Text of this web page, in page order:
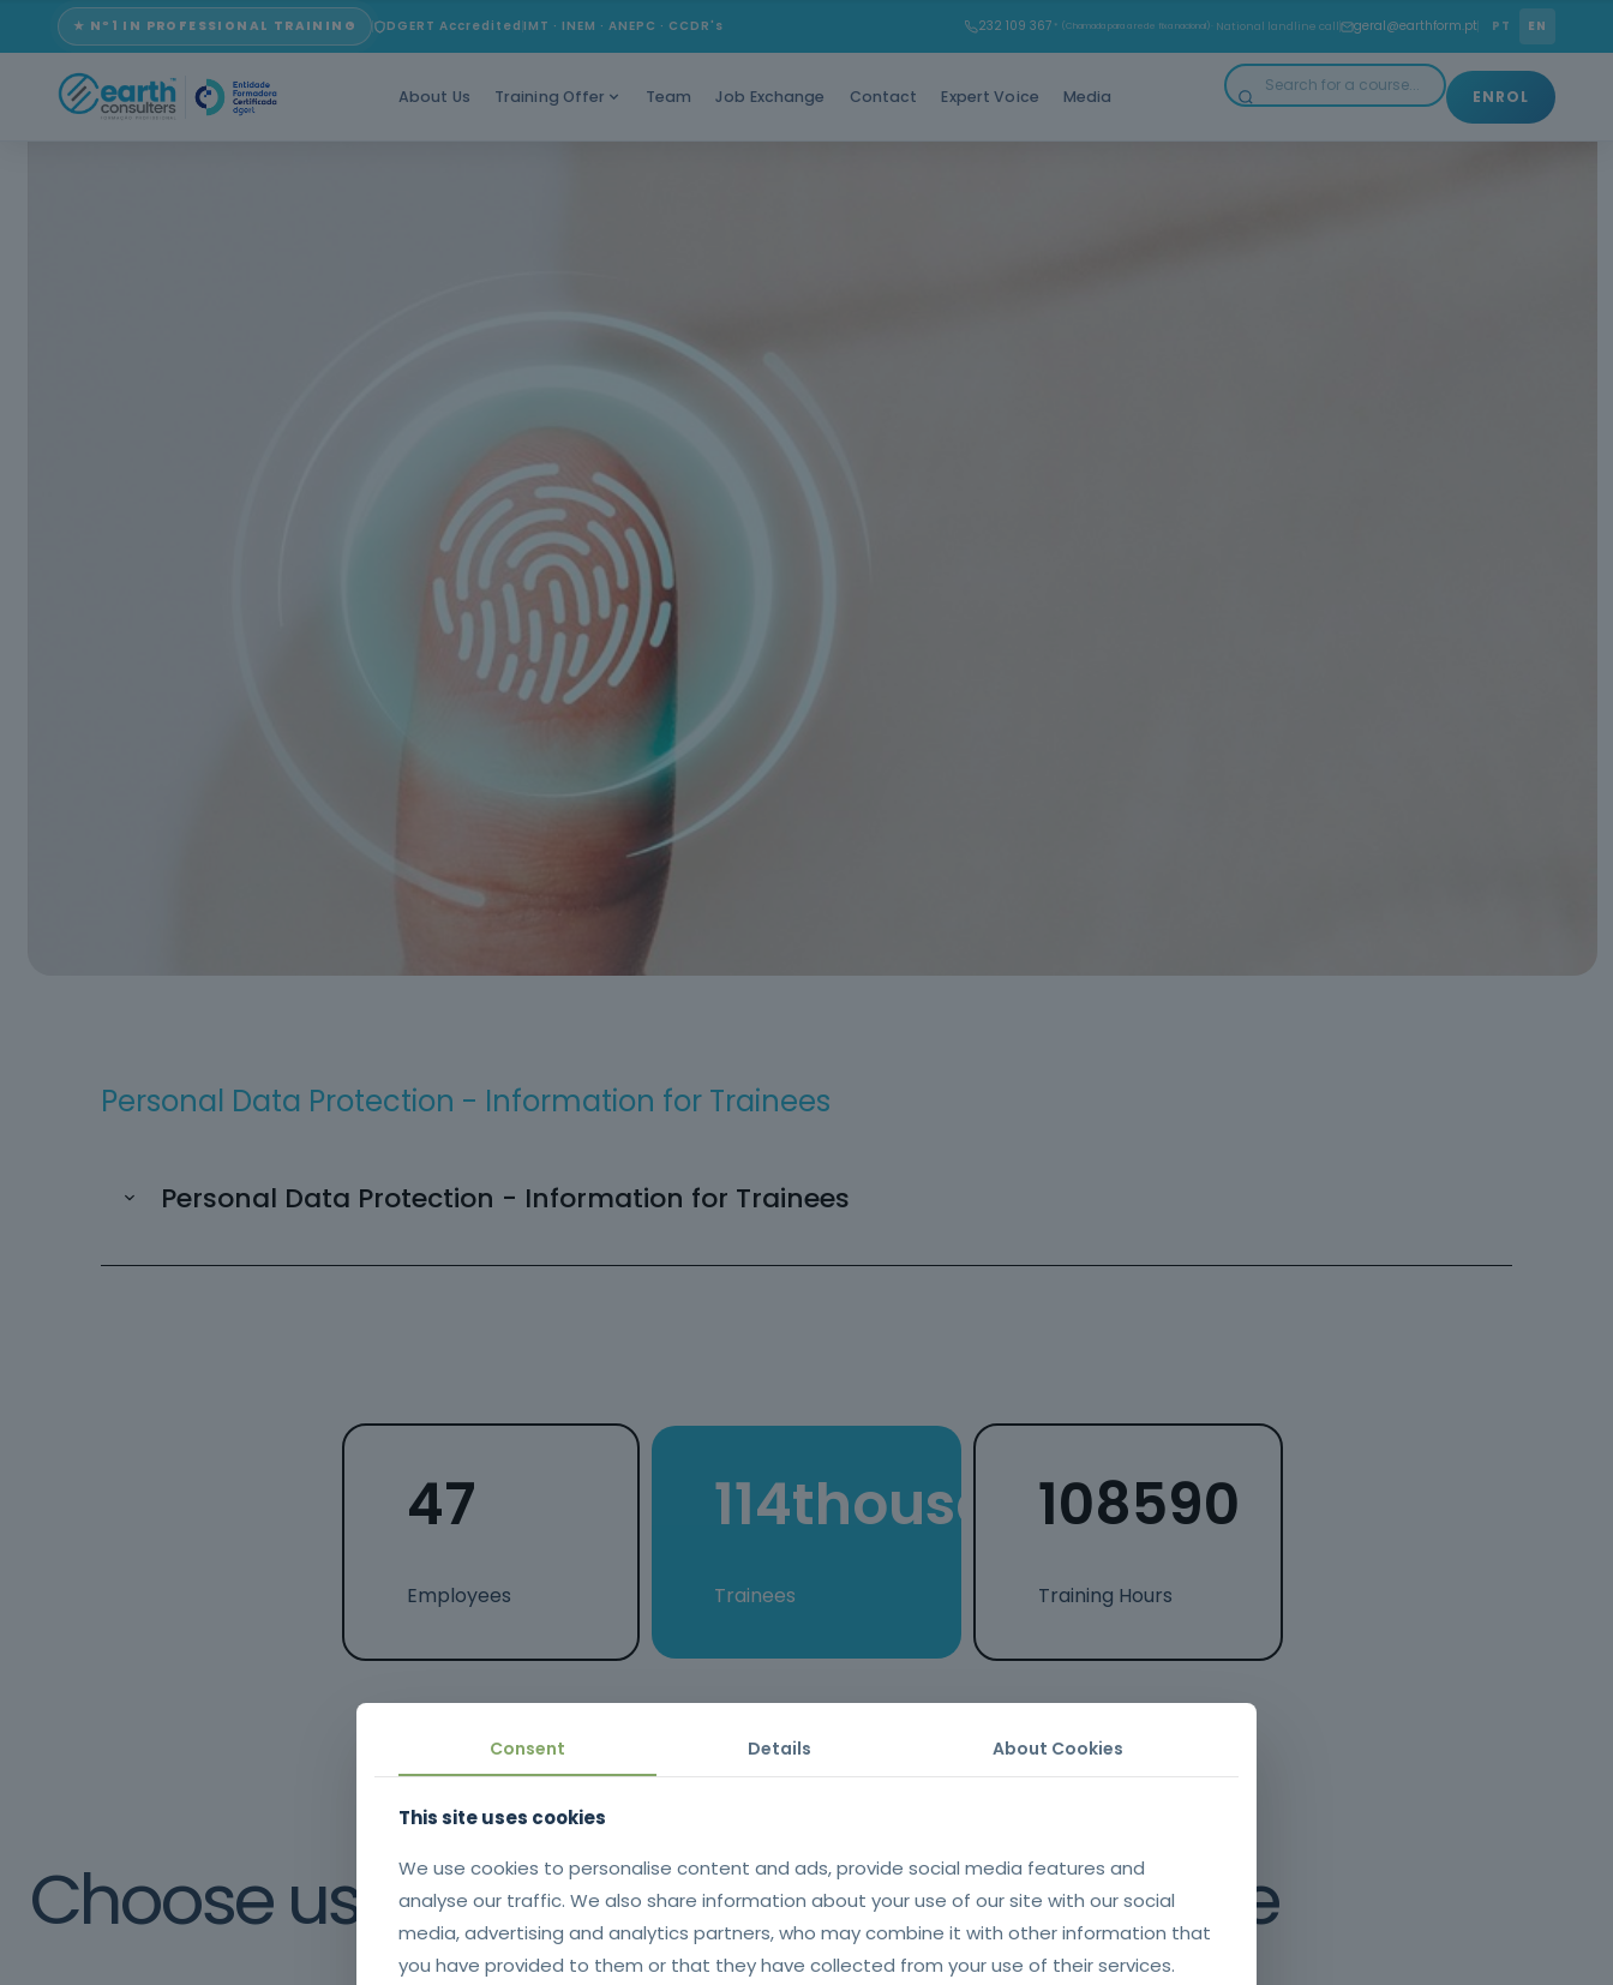
★ Nº1 IN PROFESSIONAL TRAINING DGERT Accredited IMT · INEM · ANEPC · CCDR's 232 109 367 * (Chamada para a rede fixa nacional) · National landline call geral@earthform.pt PT EN
About Us Training Offer Team Job Exchange Contact Expert Voice Media ENROL
Personal Data Protection - Information for Trainees
Personal Data Protection - Information for Trainees
47
Employees
114thousand
Trainees
108590
Training Hours
Choose us Send us a message
Consent Details About Cookies
This site uses cookies
We use cookies to personalise content and ads, provide social media features and
analyse our traffic. We also share information about your use of our site with our social
media, advertising and analytics partners, who may combine it with other information that
you have provided to them or that they have collected from your use of their services.